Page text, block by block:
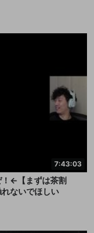
7:43:03
！←【まずは茶割
ないでほしい